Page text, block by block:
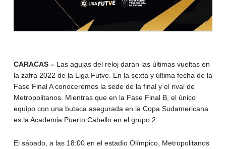
CARACAS – Las agujas del reloj darán las últimas vueltas en
la zafra 2022 de la Liga Futve. En la sexta y última fecha de la
Fase Final A conoceremos la sede de la final y el rival de
Metropolitanos. Mientras que en la Fase Final B, el único
equipo con una butaca asegurada en la Copa Sudamericana
es la Academia Puerto Cabello en el grupo 2.
El sábado, a las 18:00 en el estadio Olímpico, Metropolitanos